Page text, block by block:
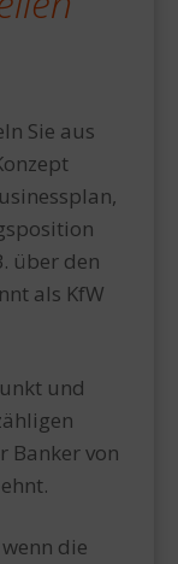
Sie aus
über den
als KfW
und
Banker von
die